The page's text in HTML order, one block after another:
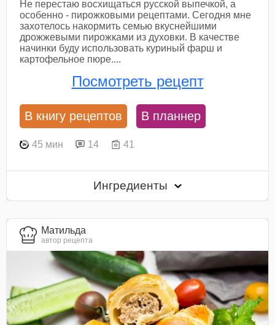
Не перестаю восхищаться русской выпечкой, а
особенно - пирожковыми рецептами. Сегодня мне
захотелось накормить семью вкуснейшими
дрожжевыми пирожками из духовки. В качестве
начинки буду использовать куриный фарш и
картофельное пюре....
Посмотреть рецепт
В книгу рецептов В планнер
45 мин 14 41
Ингредиенты
Матильда
автор рецепта